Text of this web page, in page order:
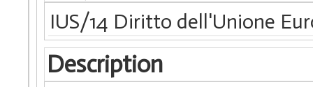
IUS/14 Diritto dell'Unione
Description